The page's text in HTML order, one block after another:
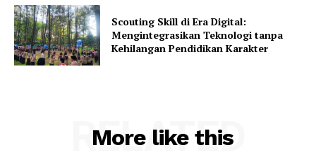
Scouting Skill di Era Digital:
Mengintegrasikan Teknologi tanpa
Kehilangan Pendidikan Karakter
More like this
RELATED